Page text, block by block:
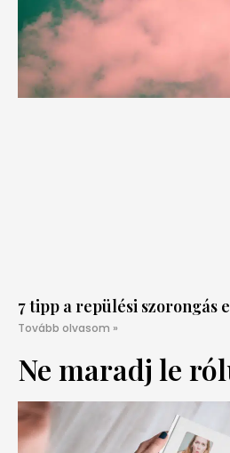
7 tipp a repülési szorongás
Tovább olvasom »
Ne maradj le